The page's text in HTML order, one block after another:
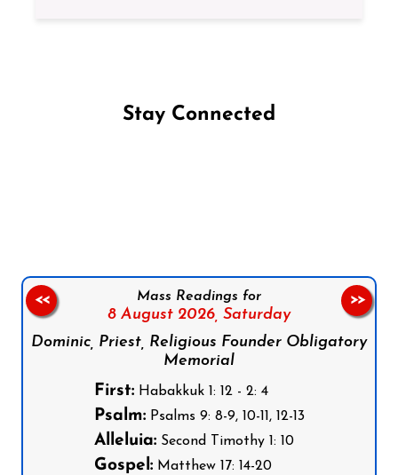
Stay Connected
Mass Readings for
8 August 2026, Saturday
Dominic, Priest, Religious Founder Obligatory
Memorial
First:Habakkuk 1: 12 - 2: 4
Psalm:Psalms 9: 8-9, 10-11, 12-13
Alleluia:Second Timothy 1: 10
Gospel:Matthew 17: 14-20
<< >>